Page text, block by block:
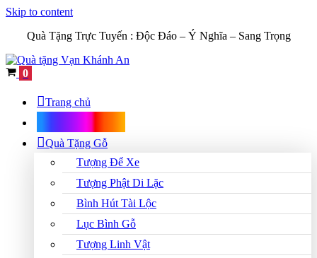
Skip to content
Quà Tặng Trực Tuyến : Độc Đáo – Ý Nghĩa – Sang Trọng
Cart
0
Trang chủ
Quà Tặng Gỗ
Tượng Để Xe
Tượng Phật Di Lặc
Bình Hút Tài Lộc
Lục Bình Gỗ
Tượng Linh Vật